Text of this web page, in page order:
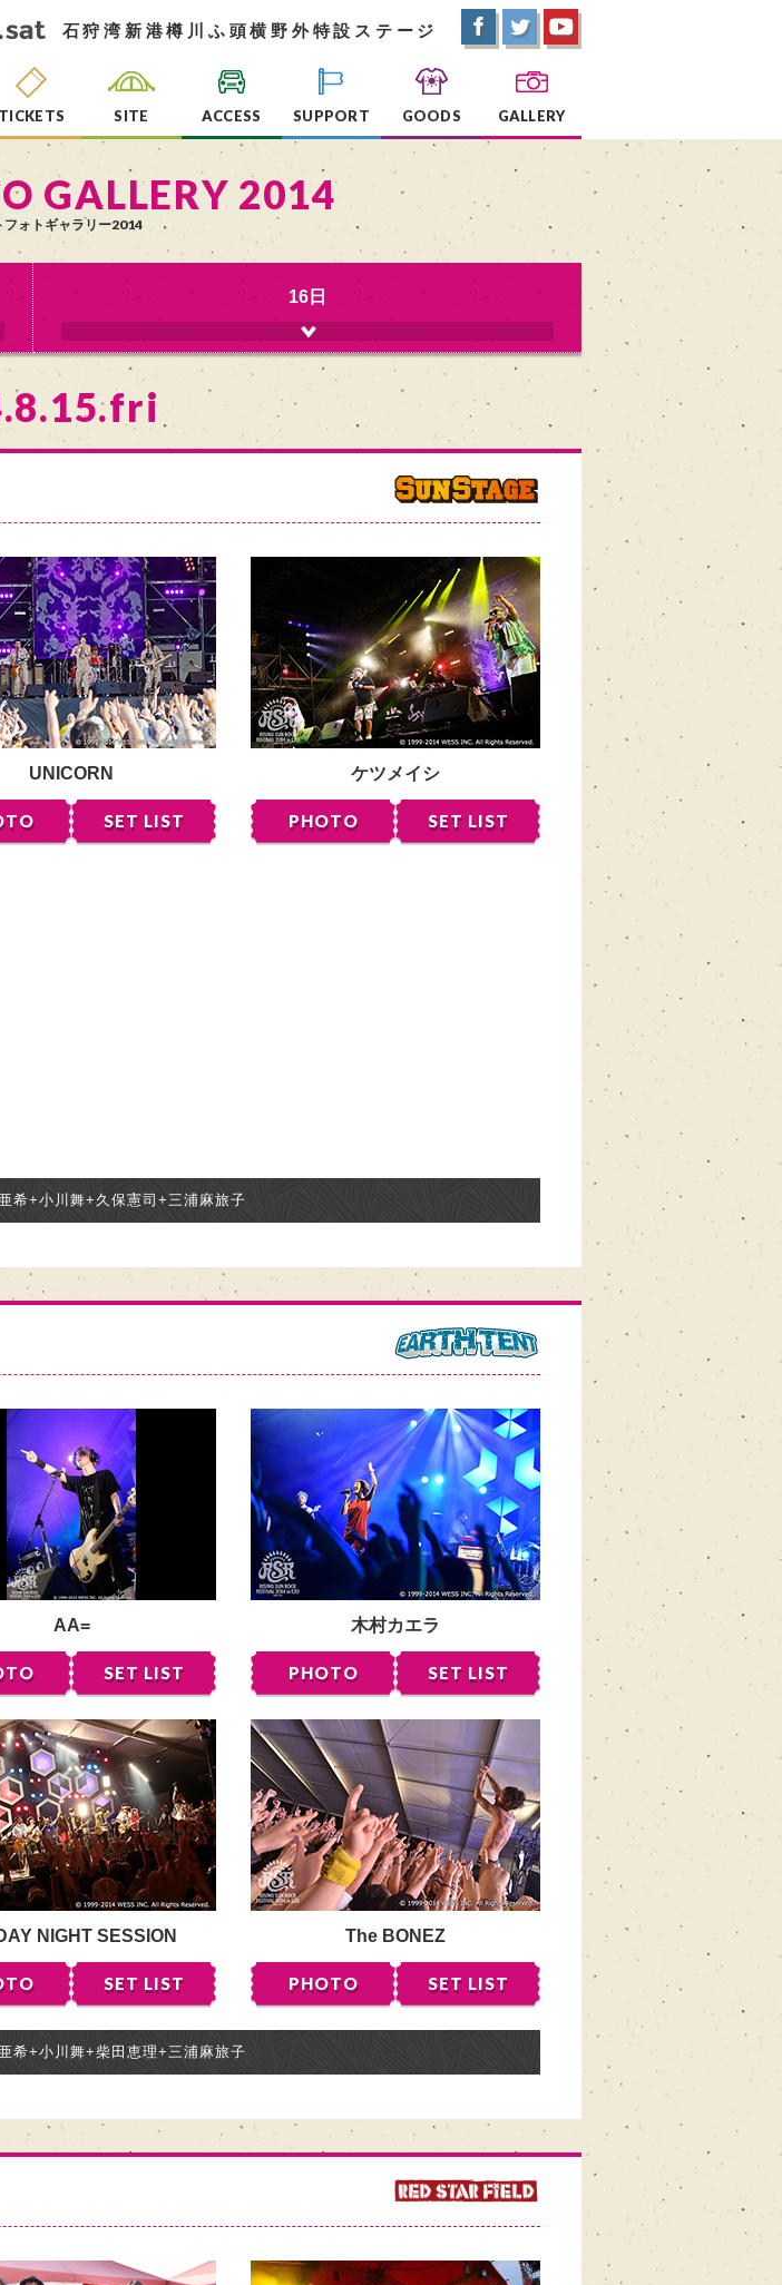
石狩湾新港樽川ふ頭横野外特設ステージ
TICKETS SITE ACCESS SUPPORT GOODS GALLERY
GALLERY 2014
フォトギャラリー2014
16日
UNICORN
SET LIST
ケツメイシ
PHOTO SET LIST
希+小川舞+久保憲司+三浦麻旅子
AA=
SET LIST
木村カエラ
PHOTO SET LIST
NIGHT SESSION
SET LIST
The BONEZ
PHOTO SET LIST
希+小川舞+柴田恵理+三浦麻旅子